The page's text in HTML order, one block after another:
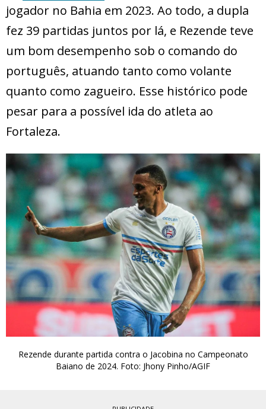
jogador no Bahia em 2023. Ao todo, a dupla
fez 39 partidas juntos por lá, e Rezende teve
um bom desempenho sob o comando do
português, atuando tanto como volante
quanto como zagueiro. Esse histórico pode
pesar para a possível ida do atleta ao
Fortaleza.
Rezende durante partida contra o Jacobina no Campeonato
Baiano de 2024. Foto: Jhony Pinho/AGIF